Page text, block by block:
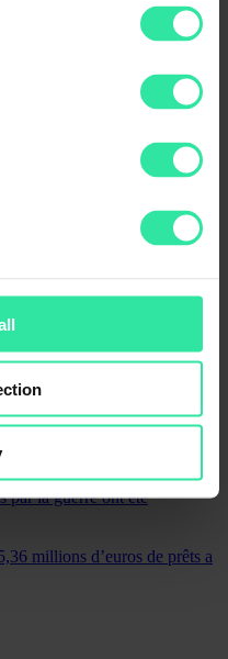
millions d’euros d’intérêts.
par la guerre ont été
millions d’euros de prêts a